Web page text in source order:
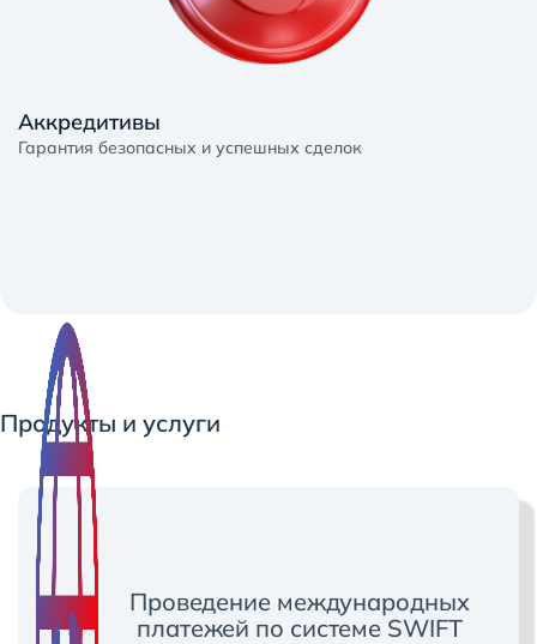
Аккредитивы
Гарантия безопасных и успешных сделок
Продукты и услуги
Проведение международных
платежей по системе SWIFT